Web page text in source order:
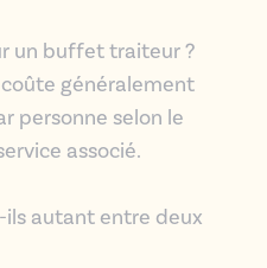
un buffettraiteur ?
généralement
personne selon le
associé.
autant entre deux